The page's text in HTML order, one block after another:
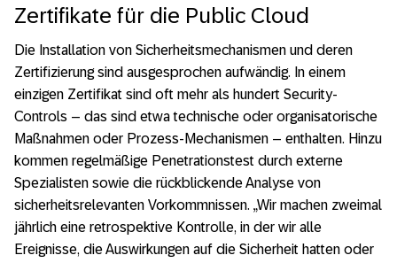
Zertifikate für die Public Cloud
Die Installation von Sicherheitsmechanismen und deren
Zertifizierung sind ausgesprochen aufwändig. In einem
einzigen Zertifikat sind oft mehr als hundert Security-
Controls – das sind etwa technische oder organisatorische
Maßnahmen oder Prozess-Mechanismen – enthalten. Hinzu
kommen regelmäßige Penetrationstest durch externe
Spezialisten sowie die rückblickende Analyse von
sicherheitsrelevanten Vorkommnissen. „Wir machen zweimal
jährlich eine retrospektive Kontrolle, in der wir alle
Ereignisse, die Auswirkungen auf die Sicherheit hatten oder